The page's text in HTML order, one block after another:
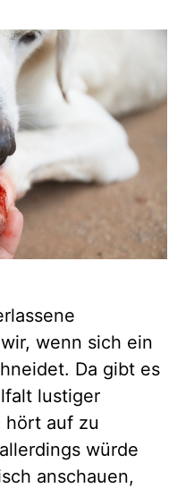
wenn sich ein
Da gibt es
lustiger
hört auf zu
würde
anschauen,